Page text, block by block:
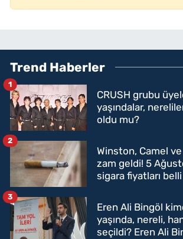
Trend Haberler
CRUSH grubu
yaşındalar,
oldu mu?
1
Winston, Camel
zam geldi! 5
sigara fiyatları
2
Eren Ali Bingöl
yaşında, nereli,
seçildi? Eren Ali
3